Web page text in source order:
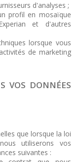
d'analyses ;
profil en mosaïque
et d'autres
lorsque vous
de marketing
VOS DONNÉES
que lorsque la loi
utiliserons vos
suivantes :